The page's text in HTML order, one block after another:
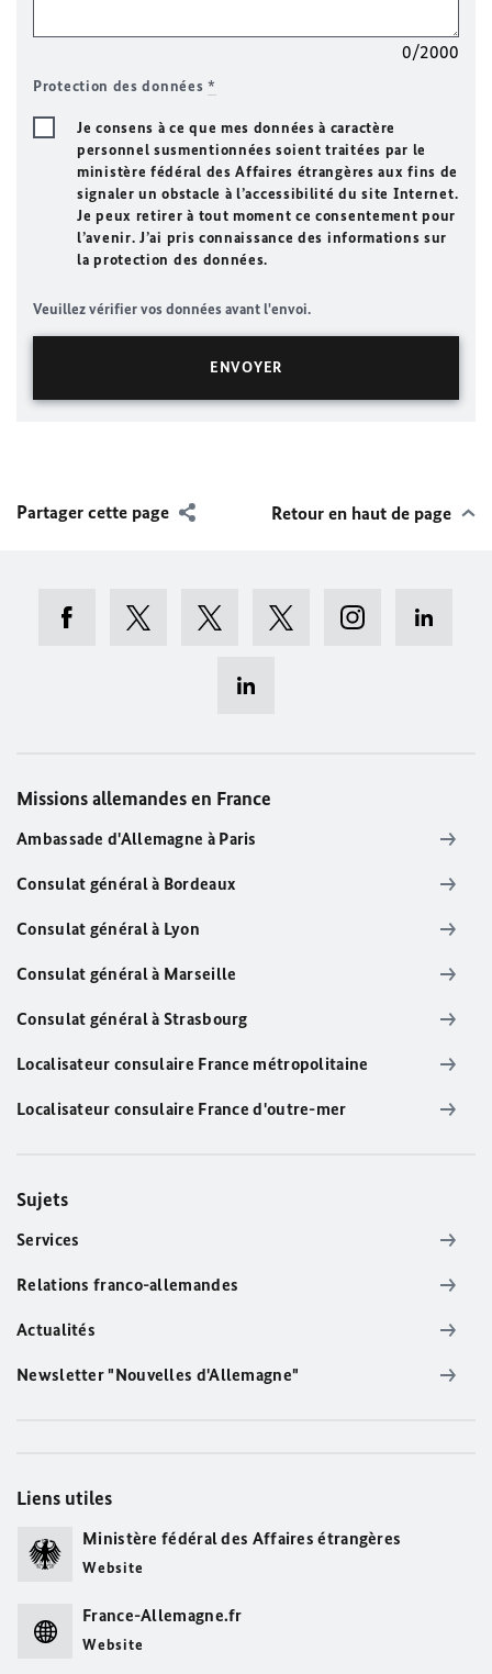
0/2000
Protection des données*
Je consens à ce que mes données à caractère
personnel susmentionnées soient traitées par le
ministère fédéral des Affaires étrangères aux fins de
signaler un obstacle à l’accessibilité du site Internet.
Je peux retirer à tout moment ce consentement pour
l’avenir. J’ai pris connaissance des informations sur
la protection des données.
Veuillez vérifier vos données avant l'envoi.
Partager cette page Retour en haut de page
Missions allemandes en France
Ambassade d'Allemagne à Paris
Consulat général à Bordeaux
Consulat général à Lyon
Consulat général à Marseille
Consulat général à Strasbourg
Localisateur consulaire France métropolitaine
Localisateur consulaire France d'outre-mer
Sujets
Services
Relations franco-allemandes
Actualités
Newsletter "Nouvelles d'Allemagne"
Liens utiles
Ministère fédéral des Affaires étrangères
Website
France-Allemagne.fr
Website